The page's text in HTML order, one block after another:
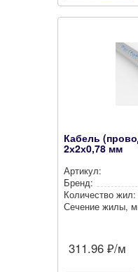
Кабель
2х2х0,78 мм
Артикул:
Бренд:
Количество жил:
Сечение жилы,
311.96 ₽/м